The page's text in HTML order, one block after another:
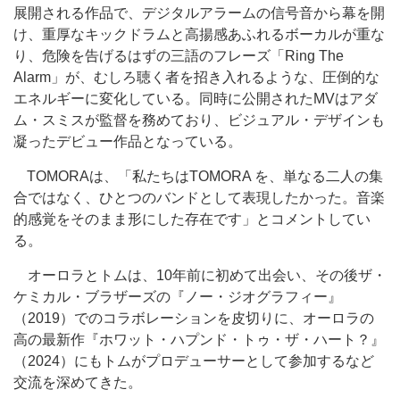
展開される作品で、デジタルアラームの信号音から幕を開
け、重厚なキックドラムと高揚感あふれるボーカルが重な
り、危険を告げるはずの三語のフレーズ「Ring The
Alarm」が、むしろ聴く者を招き入れるような、圧倒的な
エネルギーに変化している。同時に公開されたMVはアダ
ム・スミスが監督を務めており、ビジュアル・デザインも
凝ったデビュー作品となっている。
TOMORAは、「私たちはTOMORA を、単なる二人の集
合ではなく、ひとつのバンドとして表現したかった。音楽
的感覚をそのまま形にした存在です」とコメントしてい
る。
オーロラとトムは、10年前に初めて出会い、その後ザ・
ケミカル・ブラザーズの『ノー・ジオグラフィー』
（2019）でのコラボレーションを皮切りに、オーロラの
高の最新作『ホワット・ハプンド・トゥ・ザ・ハート？』
（2024）にもトムがプロデューサーとして参加するなど
交流を深めてきた。